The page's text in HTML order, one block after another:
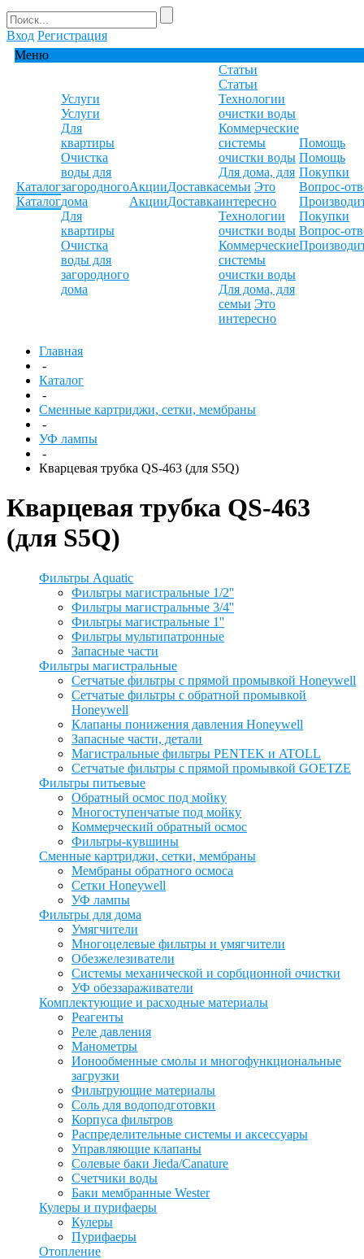
Вход Регистрация
Меню
Каталог
Каталог
Услуги
Услуги
Для
квартиры
Очистка
воды для
загородного
дома
Для
квартиры
Очистка
воды для
загородного
дома
Акции
Акции
Доставка
Доставка
Статьи
Статьи
Технологии
очистки воды
Коммерческие
системы
очистки воды
Для дома, для
семьи Это
интересно
Технологии
очистки воды
Коммерческие
системы
очистки воды
Для дома, для
семьи Это
интересно
Помощь
Помощь
Покупки
Вопрос-
Покупки
Вопрос-
Главная
-
Каталог
-
Сменные картриджи, сетки, мембраны
-
УФ лампы
-
Кварцевая трубка QS-463 (для S5Q)
Кварцевая трубка QS-463
(для S5Q)
Фильтры Aquatic
Фильтры магистральные 1/2''
Фильтры магистральные 3/4''
Фильтры магистральные 1''
Фильтры мультипатронные
Запасные части
Фильтры магистральные
Сетчатые фильтры с прямой промывкой Honeywell
Сетчатые фильтры с обратной промывкой
Honeywell
Клапаны понижения давления Honeywell
Запасные части, детали
Магистральные фильтры PENTEK и ATOLL
Сетчатые фильтры с прямой промывкой GOETZE
Фильтры питьевые
Обратный осмос под мойку
Многоступенчатые под мойку
Коммерческий обратный осмос
Фильтры-кувшины
Сменные картриджи, сетки, мембраны
Мембраны обратного осмоса
Сетки Honeywell
УФ лампы
Фильтры для дома
Умягчители
Многоцелевые фильтры и умягчители
Обезжелезиватели
Системы механической и сорбционной очистки
УФ обеззараживатели
Комплектующие и расходные материалы
Реагенты
Реле давления
Манометры
Ионообменные смолы и многофункциональные
загрузки
Фильтрующие материалы
Соль для водоподготовки
Корпуса фильтров
Распределительные системы и аксессуары
Управляющие клапаны
Солевые баки Jieda/Canature
Счетчики воды
Баки мембранные Wester
Кулеры и пурифаеры
Кулеры
Пурифаеры
Отопление